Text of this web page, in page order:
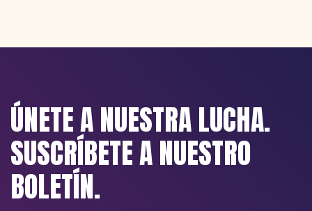
ÚNETE A NUESTRA LUCHA.
SUSCRÍBETE A NUESTRO
BOLETÍN.